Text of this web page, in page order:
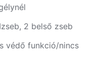
2 belső zseb
védő funkció/nincs